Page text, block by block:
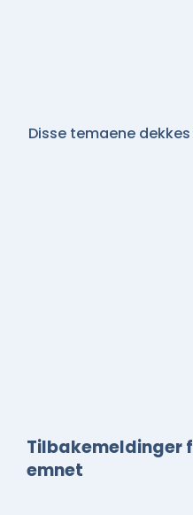
Disse temaene
Tilbakemeldinger
emnet